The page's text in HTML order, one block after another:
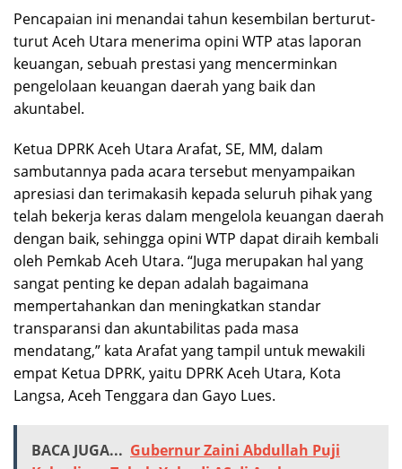
Pencapaian ini menandai tahun kesembilan berturut-
turut Aceh Utara menerima opini WTP atas laporan
keuangan, sebuah prestasi yang mencerminkan
pengelolaan keuangan daerah yang baik dan
akuntabel.
Ketua DPRK Aceh Utara Arafat, SE, MM, dalam
sambutannya pada acara tersebut menyampaikan
apresiasi dan terimakasih kepada seluruh pihak yang
telah bekerja keras dalam mengelola keuangan daerah
dengan baik, sehingga opini WTP dapat diraih kembali
oleh Pemkab Aceh Utara. “Juga merupakan hal yang
sangat penting ke depan adalah bagaimana
mempertahankan dan meningkatkan standar
transparansi dan akuntabilitas pada masa
mendatang,” kata Arafat yang tampil untuk mewakili
empat Ketua DPRK, yaitu DPRK Aceh Utara, Kota
Langsa, Aceh Tenggara dan Gayo Lues.
BACA JUGA... Gubernur Zaini Abdullah Puji